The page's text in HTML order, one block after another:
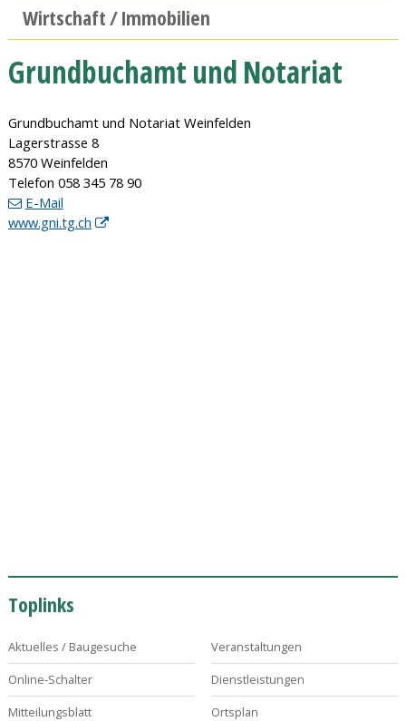
Wirtschaft / Immobilien
Grundbuchamt und Notariat
Grundbuchamt und Notariat Weinfelden
Lagerstrasse 8
8570 Weinfelden
Telefon 058 345 78 90
E-Mail
www.gni.tg.ch
Toplinks
Aktuelles / Baugesuche
Veranstaltungen
Online-Schalter
Dienstleistungen
Mitteilungsblatt
Ortsplan